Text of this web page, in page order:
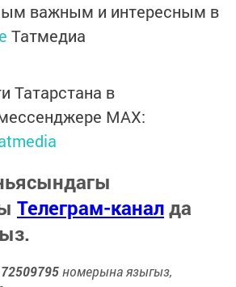
важным и интересным в
Татмедиа
Татарстана в
MАХ:
Телеграм-каналда
номерына языгыз,